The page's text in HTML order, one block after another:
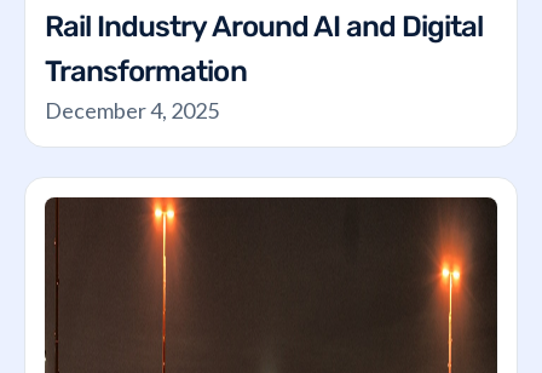
Rail Industry Around AI and Digital
Transformation
December 4, 2025